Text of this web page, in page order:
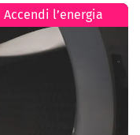
Accendi l’energia